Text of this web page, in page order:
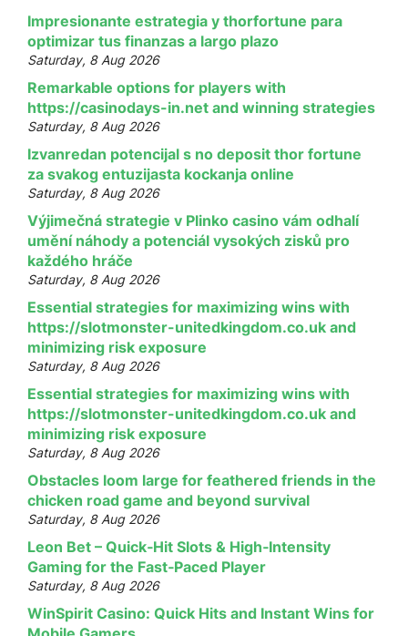
Impresionante estrategia y thorfortune para
optimizar tus finanzas a largo plazo
Saturday, 8 Aug 2026
Remarkable options for players with
https://casinodays-in.net and winning strategies
Saturday, 8 Aug 2026
Izvanredan potencijal s no deposit thor fortune
za svakog entuzijasta kockanja online
Saturday, 8 Aug 2026
Výjimečná strategie v Plinko casino vám odhalí
umění náhody a potenciál vysokých zisků pro
každého hráče
Saturday, 8 Aug 2026
Essential strategies for maximizing wins with
https://slotmonster-unitedkingdom.co.uk and
minimizing risk exposure
Saturday, 8 Aug 2026
Essential strategies for maximizing wins with
https://slotmonster-unitedkingdom.co.uk and
minimizing risk exposure
Saturday, 8 Aug 2026
Obstacles loom large for feathered friends in the
chicken road game and beyond survival
Saturday, 8 Aug 2026
Leon Bet – Quick‑Hit Slots & High‑Intensity
Gaming for the Fast‑Paced Player
Saturday, 8 Aug 2026
WinSpirit Casino: Quick Hits and Instant Wins for